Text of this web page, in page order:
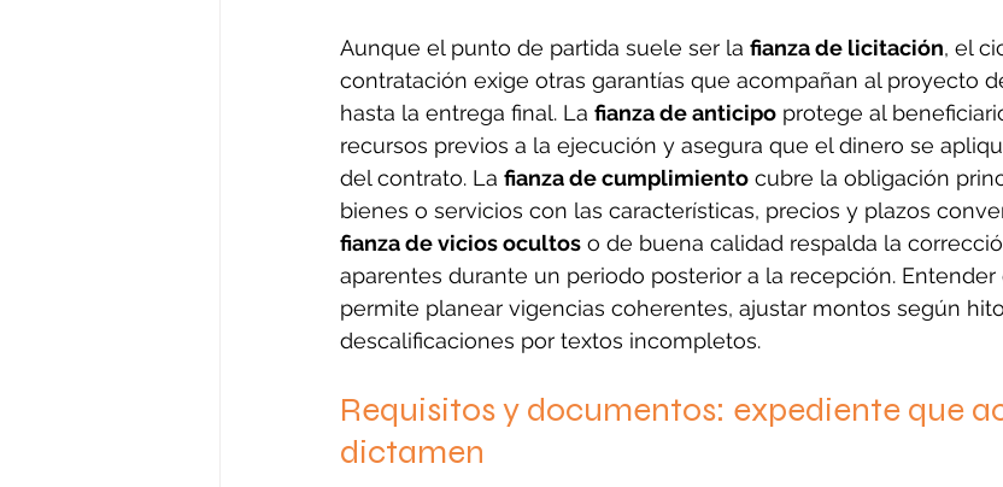
Aunque el punto de partida suele ser la fianza de licitación, el
contratación exige otras garantías que acompañan al proyecto
hasta la entrega final. La fianza de anticipo protege al
recursos previos a la ejecución y asegura que el dinero se
del contrato. La fianza de cumplimiento cubre la obligación
bienes o servicios con las características, precios y plazos
fianza de vicios ocultos o de buena calidad respalda la
aparentes durante un periodo posterior a la recepción. Entender
permite planear vigencias coherentes, ajustar montos según
descalificaciones por textos incompletos.
Requisitos y documentos: expediente que
dictamen